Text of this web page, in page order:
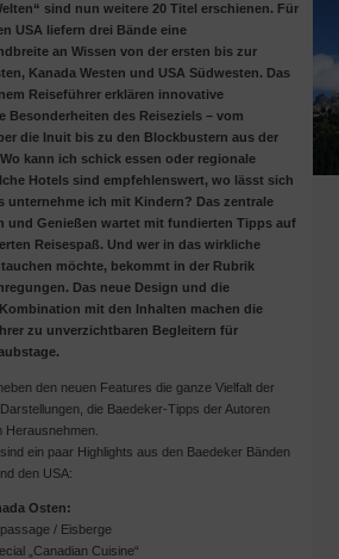
sind nun weitere 20 Titel erschienen. Für
USA liefern drei Bände eine
an Wissen von der ersten bis zur
Kanada Westen und USA Südwesten. Das
Reiseführer erklären innovative
Besonderheiten des Reiseziels – vom
die Inuit bis zu den Blockbustern aus der
kann ich schick essen oder regionale
Hotels sind empfehlenswert, wo lässt sich
unternehme ich mit Kindern? Das zentrale
und Genießen wartet mit fundierten Tipps auf
Reisespaß. Und wer in das wirkliche
möchte, bekommt in der Rubrik
Das neue Design und die
mit den Inhalten machen die
zu unverzichtbaren Begleitern für
den neuen Features die ganze Vielfalt der
die Baedeker-Tipps der Autoren
ein paar Highlights aus den Baedeker Bänden
den USA:
Osten:
/ Eisberge
„Canadian Cuisine“